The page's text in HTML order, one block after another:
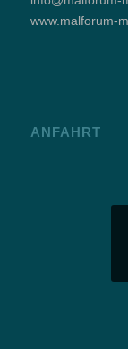
www.malforum-
ANFAHRT